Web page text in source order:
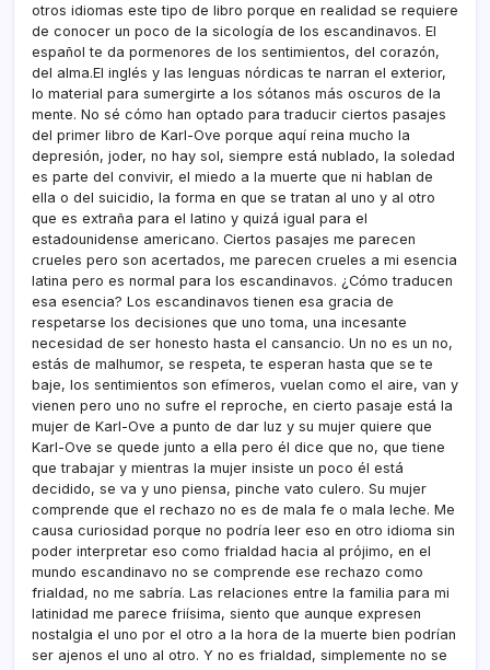
otros idiomas este tipo de libro porque en realidad se requiere
de conocer un poco de la sicologí­a de los escandinavos. El
español te da pormenores de los sentimientos, del corazón,
del alma.El inglés y las lenguas nórdicas te narran el exterior,
lo material para sumergirte a los sótanos más oscuros de la
mente. No sé cómo han optado para traducir ciertos pasajes
del primer libro de Karl-Ove porque aquí­ reina mucho la
depresión, joder, no hay sol, siempre está nublado, la soledad
es parte del convivir, el miedo a la muerte que ni hablan de
ella o del suicidio, la forma en que se tratan al uno y al otro
que es extraña para el latino y quizá igual para el
estadounidense americano. Ciertos pasajes me parecen
crueles pero son acertados, me parecen crueles a mi esencia
latina pero es normal para los escandinavos. ¿Cómo traducen
esa esencia? Los escandinavos tienen esa gracia de
respetarse los decisiones que uno toma, una incesante
necesidad de ser honesto hasta el cansancio. Un no es un no,
estás de malhumor, se respeta, te esperan hasta que se te
baje, los sentimientos son efí­meros, vuelan como el aire, van y
vienen pero uno no sufre el reproche, en cierto pasaje está la
mujer de Karl-Ove a punto de dar luz y su mujer quiere que
Karl-Ove se quede junto a ella pero él dice que no, que tiene
que trabajar y mientras la mujer insiste un poco él está
decidido, se va y uno piensa, pinche vato culero. Su mujer
comprende que el rechazo no es de mala fe o mala leche. Me
causa curiosidad porque no podrí­a leer eso en otro idioma sin
poder interpretar eso como frialdad hacia al prójimo, en el
mundo escandinavo no se comprende ese rechazo como
frialdad, no me sabrí­a. Las relaciones entre la familia para mi
latinidad me parece friísima, siento que aunque expresen
nostalgia el uno por el otro a la hora de la muerte bien podrí­an
ser ajenos el uno al otro. Y no es frialdad, simplemente no se